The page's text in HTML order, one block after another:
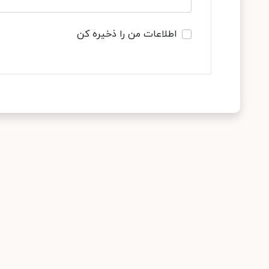
اطلاعات من را ذخیره کن